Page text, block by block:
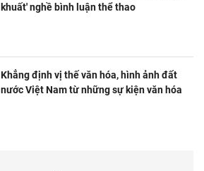
khuất' nghề bình luận thể thao
Khẳng định vị thế văn hóa, hình ảnh đất
nước Việt Nam từ những sự kiện văn hóa